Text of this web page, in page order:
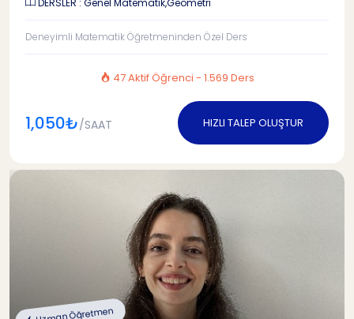
Deneyimli Matematik Öğretmeninden Özel Ders
47 Aktif Öğrenci - 1.569 Ders
1,050₺/SAAT HIZLI TALEP OLUŞTUR